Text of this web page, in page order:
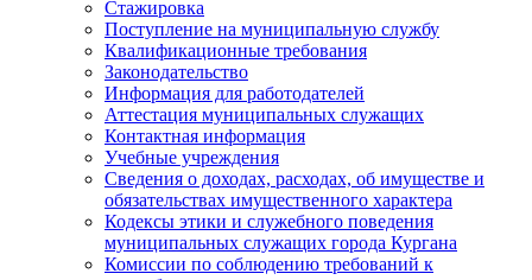
Стажировка
Поступление на муниципальную службу
Квалификационные требования
Законодательство
Информация для работодателей
Аттестация муниципальных служащих
Контактная информация
Учебные учреждения
Сведения о доходах, расходах, об имуществе и
обязательствах имущественного характера
Кодексы этики и служебного поведения
муниципальных служащих города Кургана
Комиссии по соблюдению требований к